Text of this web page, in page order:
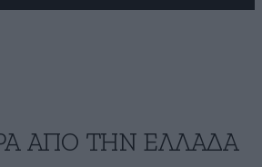
ΑΠΟ ΤΗΝ ΕΛΛΑΔΑ